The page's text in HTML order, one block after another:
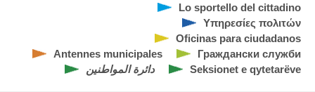
Lo sportello del cittadino
Υπηρεσίες πολιτών
Oficinas para ciudadanos
Граждански служби
Antennes municipales
Seksionet e qytetarëve
دائرة المواطنين